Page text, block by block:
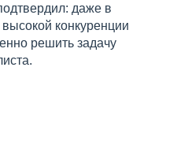
даже в
конкуренции
решить задачу